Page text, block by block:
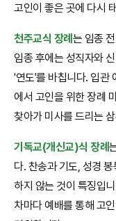
고인이 좋은 곳에 다시
천주교식 장례 는 임종
임종 후에는 성직자와
'연도'를 바칩니다. 입관
에서 고인을 위한 장례
찾아가 미사를 드리는
기독교(개신교)식 장례
다. 찬송과 기도, 성경
하지 않는 것이 특징입
차마다 예배를 통해 고